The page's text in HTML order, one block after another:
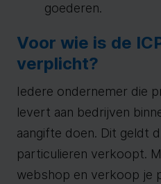
goederen.
Voor wie is de
verplicht?
Iedere ondernemer die
levert aan bedrijven
aangifte doen. Dit geldt
particulieren verkoopt.
webshop en verkoop je